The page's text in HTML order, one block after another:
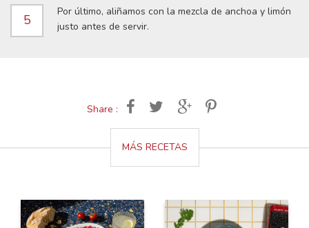
5
Por último, aliñamos con la mezcla de anchoa y limón
justo antes de servir.
Share :
MÁS RECETAS